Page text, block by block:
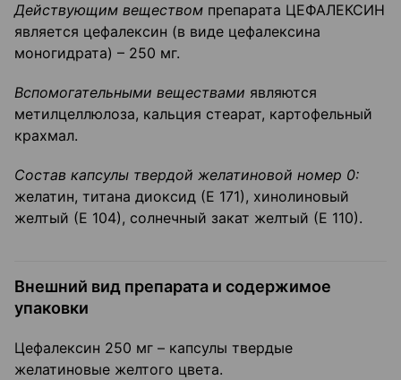
Действующим веществом препарата ЦЕФАЛЕКСИН
является цефалексин (в виде цефалексина
моногидрата) – 250 мг.
Вспомогательными веществами являются
метилцеллюлоза, кальция стеарат, картофельный
крахмал.
Состав капсулы твердой желатиновой номер 0:
желатин, титана диоксид (Е 171), хинолиновый
желтый (Е 104), солнечный закат желтый (Е 110).
Внешний вид препарата и содержимое
упаковки
Цефалексин 250 мг – капсулы твердые
желатиновые желтого цвета.